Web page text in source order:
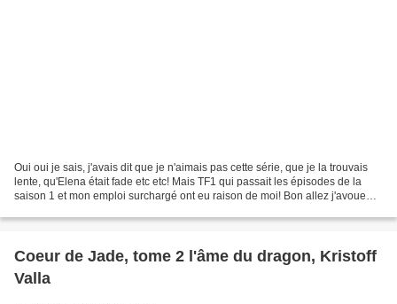
Oui oui je sais, j'avais dit que je n'aimais pas cette série, que je la trouvais
lente, qu'Elena était fade etc etc! Mais TF1 qui passait les épisodes de la
saison 1 et mon emploi surchargé ont eu raison de moi! Bon allez j'avoue
Coeur de Jade, tome 2 l'âme du dragon, Kristoff
Valla